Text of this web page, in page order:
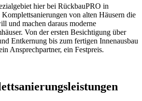
hier bei RückbauPRO in
von alten Häusern die
und machen daraus moderne
Von der ersten Besichtigung über
Entkernung bis zum fertigen Innenausbau
Ansprechpartner, ein Festpreis.